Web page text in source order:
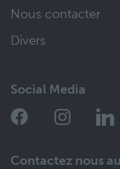
Nous contacter
Divers
Social Media
Contactez nous